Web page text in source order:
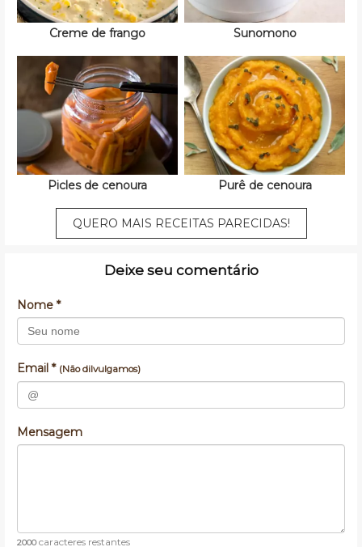
Creme de frango Sunomono
Picles de cenoura Purê de cenoura
QUERO MAIS RECEITAS PARECIDAS!
Deixe seu comentário
Nome *
Email * (Não dilvulgamos)
Mensagem
2000caracteres restantes